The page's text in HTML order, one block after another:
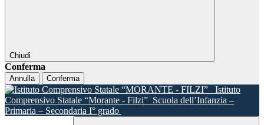
Chiudi
Conferma
Annulla Conferma
Istituto
Comprensivo Statale “Morante - Filzi” Scuola dell’Infanzia –
Primaria – Secondaria I° grado